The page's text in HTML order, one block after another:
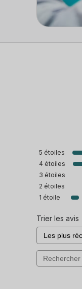
5 étoiles
4 étoiles
3 étoiles
2 étoiles
1 étoile
Trier les avis